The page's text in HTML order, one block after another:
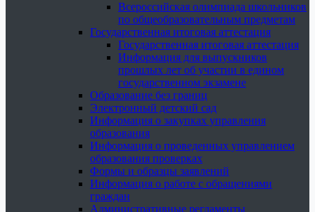
Всероссийская олимпиада школьников
по общеобразовательным предметам
Государственная итоговая аттестация
Государственная итоговая аттестация
Информация для выпускников
прошлых лет об участии в едином
государственном экзамене
Образование без границ
Электронный детский сад
Информация о закупках управления
образования
Информация о проведенных управлением
образования проверках
Формы и образцы заявлений
Информация о работе с обращениями
граждан
Административные регламенты